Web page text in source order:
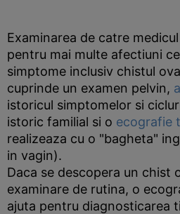
Examinarea de catre
pentru mai multe afectiuni
simptome inclusiv chistul
cuprinde un examen pelvin,
istoricul simptomelor si
istoric familial si o ecografie
realizeaza cu o "bagheta"
in vagin).
Daca se descopera un chist
examinare de rutina, o
ajuta pentru diagnosticarea